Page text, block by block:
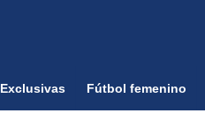
Exclusivas Fútbol femenino